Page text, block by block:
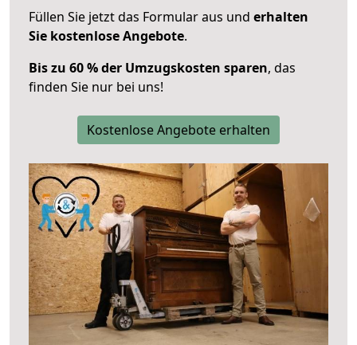
Füllen Sie jetzt das Formular aus und erhalten
Sie kostenlose Angebote.
Bis zu 60 % der Umzugskosten sparen, das
finden Sie nur bei uns!
Kostenlose Angebote erhalten